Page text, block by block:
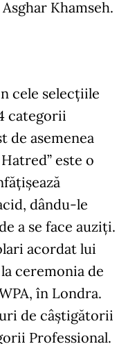
Asghar Khamseh.
cele selecțiile
categorii
de asemenea
este o
dându-le
a se face auziți.
acordat lui
ceremonia de
în Londra.
de câștigătorii
Professional.